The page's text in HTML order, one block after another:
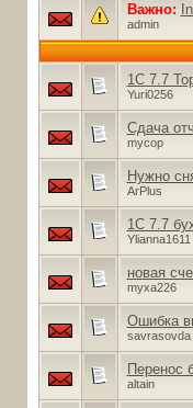
Важно:
admin
1C 7.7
Yuri0256
Сдача
mycop
Нужно
ArPlus
1С 7.7
Ylianna1611
новая
myxa226
Ошибка
savrasovda
Перенос
altain